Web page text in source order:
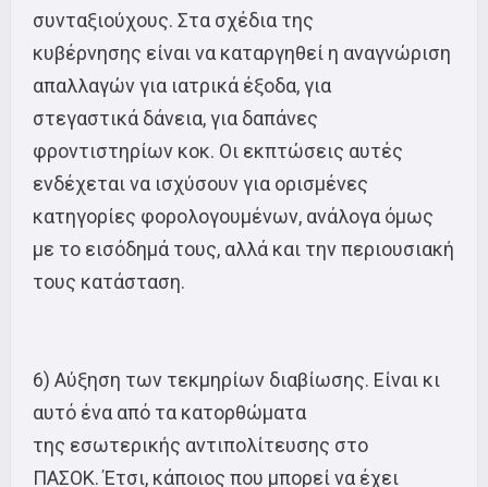
συνταξιούχους. Στα σχέδια της
κυβέρνησης είναι να καταργηθεί η αναγνώριση
απαλλαγών για ιατρικά έξοδα, για
στεγαστικά δάνεια, για δαπάνες
φροντιστηρίων κοκ. Οι εκπτώσεις αυτές
ενδέχεται να ισχύσουν για ορισμένες
κατηγορίες φορολογουμένων, ανάλογα όμως
με το εισόδημά τους, αλλά και την περιουσιακή
τους κατάσταση.
6) Αύξηση των τεκμηρίων διαβίωσης. Είναι κι
αυτό ένα από τα κατορθώματα
της εσωτερικής αντιπολίτευσης στο
ΠΑΣΟΚ. Έτσι, κάποιος που μπορεί να έχει